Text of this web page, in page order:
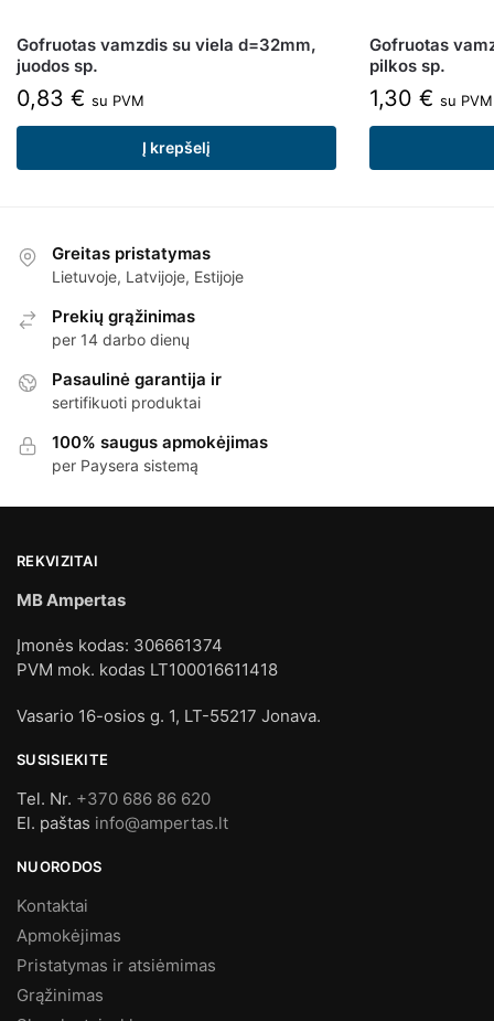
Gofruotas vamzdis su viela d=32mm,
juodos sp.
0,83 € su PVM
Į krepšelį
Gofruotas
pilkos sp.
1,30 € su PVM
Greitas pristatymas
Lietuvoje, Latvijoje, Estijoje
Prekių grąžinimas
per 14 darbo dienų
Pasaulinė garantija ir
sertifikuoti produktai
100% saugus apmokėjimas
per Paysera sistemą
REKVIZITAI
MB Ampertas
Įmonės kodas: 306661374
PVM mok. kodas LT100016611418
Vasario 16-osios g. 1, LT-55217 Jonava.
SUSISIEKITE
Tel. Nr. +370 686 86 620
El. paštas info@ampertas.lt
NUORODOS
Kontaktai
Apmokėjimas
Pristatymas ir atsiėmimas
Grąžinimas